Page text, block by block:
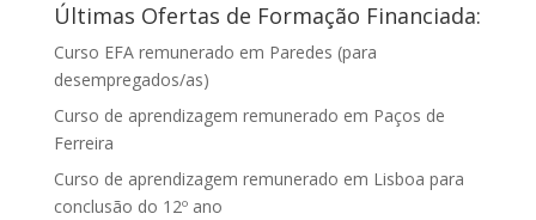
Últimas Ofertas de Formação Financiada:
Curso EFA remunerado em Paredes (para
desempregados/as)
Curso de aprendizagem remunerado em Paços de
Ferreira
Curso de aprendizagem remunerado em Lisboa para
conclusão do 12º ano